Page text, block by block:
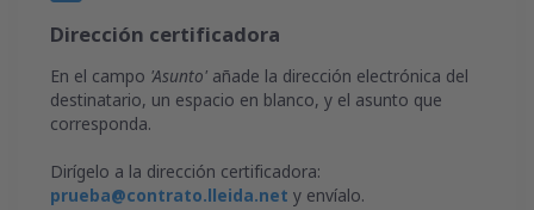
Dirección certificadora
En el campo 'Asunto' añade la dirección electrónica del
destinatario, un espacio en blanco, y el asunto que
corresponda.
Dirígelo a la dirección certificadora:
prueba@contrato.lleida.net y envíalo.